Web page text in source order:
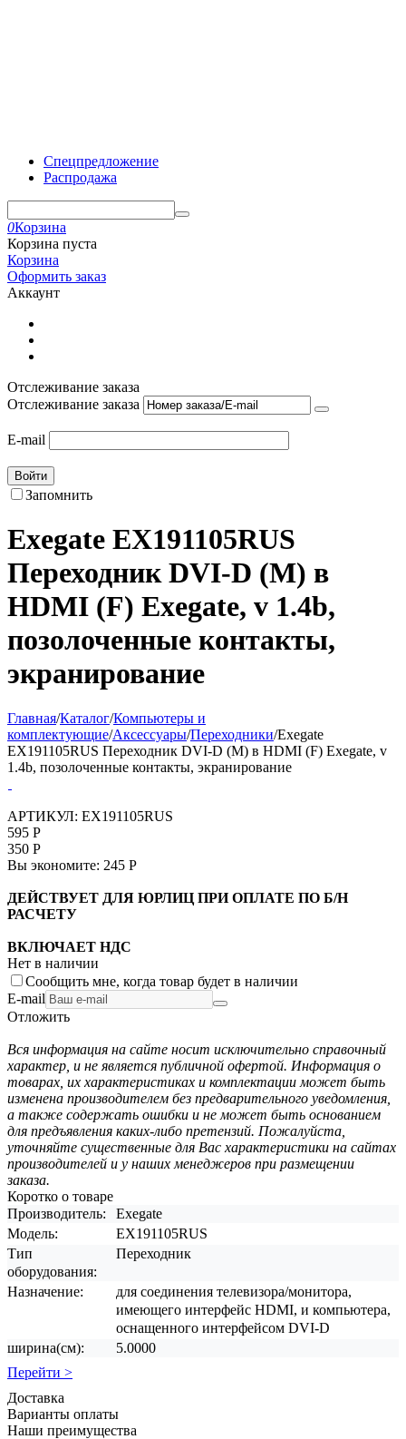
Спецпредложение
Распродажа
0Корзина
Корзина пуста
Корзина
Оформить заказ
Аккаунт
Отслеживание заказа
Отслеживание заказа
E-mail
Войти
Запомнить
Exegate EX191105RUS
Переходник DVI-D (M) в
HDMI (F) Exegate, v 1.4b,
позолоченные контакты,
экранирование
Главная/Каталог/Компьютеры и
комплектующие/Аксессуары/Переходники/Exegate
EX191105RUS Переходник DVI-D (M) в HDMI (F) Exegate, v
1.4b, позолоченные контакты, экранирование
АРТИКУЛ: EX191105RUS
595 Р
350 Р
Вы экономите: 245 Р
ДЕЙСТВУЕТ ДЛЯ ЮРЛИЦ ПРИ ОПЛАТЕ ПО Б/Н
РАСЧЕТУ
ВКЛЮЧАЕТ НДС
Нет в наличии
Сообщить мне, когда товар будет в наличии
E-mail
Отложить
Вся информация на сайте носит исключительно справочный
характер, и не является публичной офертой. Информация о
товарах, их характеристиках и комплектации может быть
изменена производителем без предварительного уведомления,
а также содержать ошибки и не может быть основанием
для предъявления каких-либо претензий. Пожалуйста,
уточняйте существенные для Вас характеристики на сайтах
производителей и у наших менеджеров при размещении
заказа.
Коротко о товаре
Производитель:
Exegate
Модель:
EX191105RUS
Тип
оборудования:
Переходник
Назначение:
для соединения телевизора/монитора,
имеющего интерфейс HDMI, и компьютера,
оснащенного интерфейсом DVI-D
ширина(см):
5.0000
Перейти >
Доставка
Варианты оплаты
Наши преимущества